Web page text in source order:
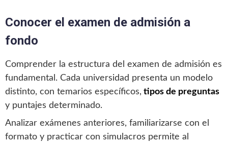
Conocer el examen de admisión a
fondo
Comprender la estructura del examen de admisión es
fundamental. Cada universidad presenta un modelo
distinto, con temarios específicos, tipos de preguntas
y puntajes determinado.
Analizar exámenes anteriores, familiarizarse con el
formato y practicar con simulacros permite al